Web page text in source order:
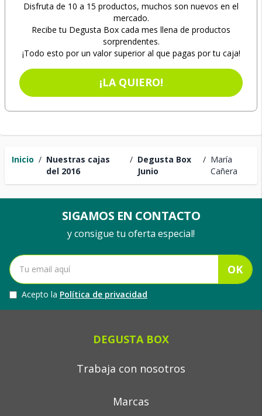
Inicio / Nuestras cajas
del 2016
/ Degusta Box
Junio
/ María
Cañera
Disfruta de 10 a 15 productos, muchos son nuevos en el
mercado.
Recibe tu Degusta Box cada mes llena de productos
sorprendentes.
¡Todo esto por un valor superior al que pagas por tu caja!
¡LA QUIERO!
SIGAMOS EN CONTACTO
y consigue tu oferta especial!
OK
Acepto la Política de privacidad
DEGUSTA BOX
Trabaja con nosotros
Marcas